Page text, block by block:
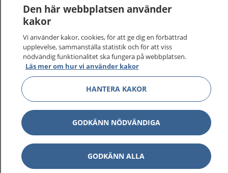
1177–tryggt om din hälsa och vård
På 1177.se får du råd om hälsa och information om
sjukdomar och vilka mottagningar du kan kontakta.
Logga in för att läsa din journal och göra dina
vårdärenden. Ring telefonnummer 1177 för
sjukvårdsrådgivning dygnet runt.
1177 ger dig råd när du vill må bättre.
1177 på flera språk Visa
Den här webbplatsen använder
kakor
Vi använder kakor, cookies, för att ge dig en förbättrad
upplevelse, sammanställa statistik och för att viss
nödvändig funktionalitet ska fungera på webbplatsen.
Läs mer om hur vi använder kakor
HANTERA KAKOR
GODKÄNN NÖDVÄNDIGA
GODKÄNN ALLA